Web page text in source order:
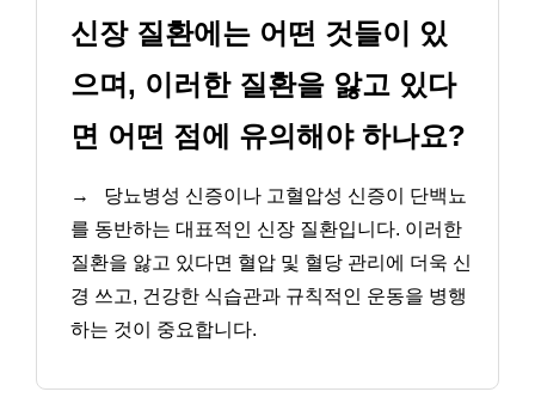
신장 질환에는 어떤 것들이 있
으며, 이러한 질환을 앓고 있다
면 어떤 점에 유의해야 하나요?
→
당뇨병성 신증이나 고혈압성 신증이 단백뇨
를 동반하는 대표적인 신장 질환입니다. 이러한
질환을 앓고 있다면 혈압 및 혈당 관리에 더욱 신
경 쓰고, 건강한 식습관과 규칙적인 운동을 병행
하는 것이 중요합니다.